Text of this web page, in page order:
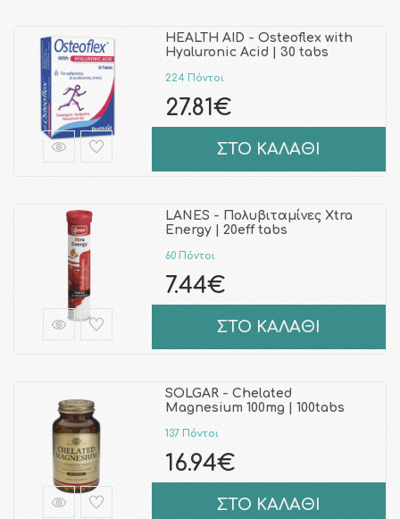
HEALTH AID - Osteoflex with
Hyaluronic Acid | 30 tabs
224 Πόντοι
27.81€
ΣΤΟ ΚΑΛΑΘΙ
LANES - Πολυβιταμίνες Xtra
Energy | 20eff tabs
60 Πόντοι
7.44€
ΣΤΟ ΚΑΛΑΘΙ
SOLGAR - Chelated
Magnesium 100mg | 100tabs
137 Πόντοι
16.94€
ΣΤΟ ΚΑΛΑΘΙ